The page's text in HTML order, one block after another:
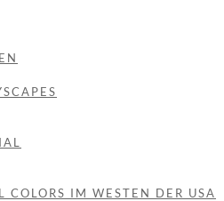
COLORS IM WESTEN DER USA